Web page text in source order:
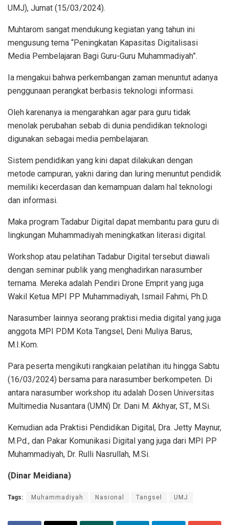
UMJ), Jumat (15/03/2024).
Muhtarom sangat mendukung kegiatan yang tahun ini
mengusung tema “Peningkatan Kapasitas Digitalisasi
Media Pembelajaran Bagi Guru-Guru Muhammadiyah”.
Ia mengakui bahwa perkembangan zaman menuntut adanya
penggunaan perangkat berbasis teknologi informasi.
Oleh karenanya ia mengarahkan agar para guru tidak
menolak perubahan sebab di dunia pendidikan teknologi
digunakan sebagai media pembelajaran.
Sistem pendidikan yang kini dapat dilakukan dengan
metode campuran, yakni daring dan luring menuntut pendidik
memiliki kecerdasan dan kemampuan dalam hal teknologi
dan informasi.
Maka program Tadabur Digital dapat membantu para guru di
lingkungan Muhammadiyah meningkatkan literasi digital.
Workshop atau pelatihan Tadabur Digital tersebut diawali
dengan seminar publik yang menghadirkan narasumber
ternama. Mereka adalah Pendiri Drone Emprit yang juga
Wakil Ketua MPI PP Muhammadiyah, Ismail Fahmi, Ph.D.
Narasumber lainnya seorang praktisi media digital yang juga
anggota MPI PDM Kota Tangsel, Deni Muliya Barus,
M.I.Kom.
Para peserta mengikuti rangkaian pelatihan itu hingga Sabtu
(16/03/2024) bersama para narasumber berkompeten. Di
antara narasumber workshop itu adalah Dosen Universitas
Multimedia Nusantara (UMN) Dr. Dani M. Akhyar, ST., M.Si.
Kemudian ada Praktisi Pendidikan Digital, Dra. Jetty Maynur,
M.Pd., dan Pakar Komunikasi Digital yang juga dari MPI PP
Muhammadiyah, Dr. Rulli Nasrullah, M.Si.
(Dinar Meidiana)
Tags: Muhammadiyah Nasional Tangsel UMJ